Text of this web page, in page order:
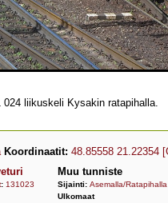
liikuskeli Kysakin ratapihalla.
Koordinaatit: 48.85558 21.22354
: 131023
Muu tunniste
Sijainti: Asemalla/Ratapihalla
Ulkomaat